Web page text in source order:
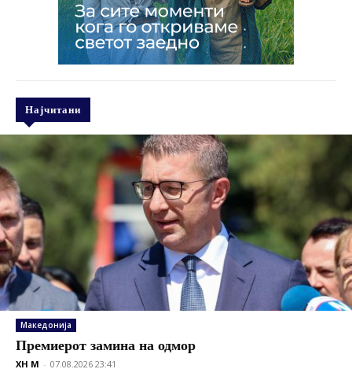
Најчитани
Македонија
Премиерот замина на одмор
XH M - 07.08.2026 23:41